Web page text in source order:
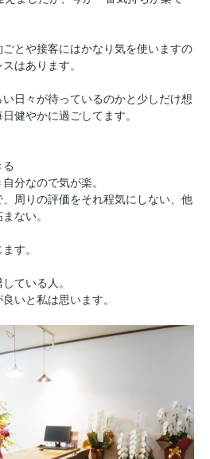
とや接客にはかなり気を使いますの
はあります。
日々が待っているのかと少しだけ想
健やかに過ごしてます。
分なので気が楽。
周りの評価をそれ程気にしない、他
ない。
す。
ている人。
いと私は思います。